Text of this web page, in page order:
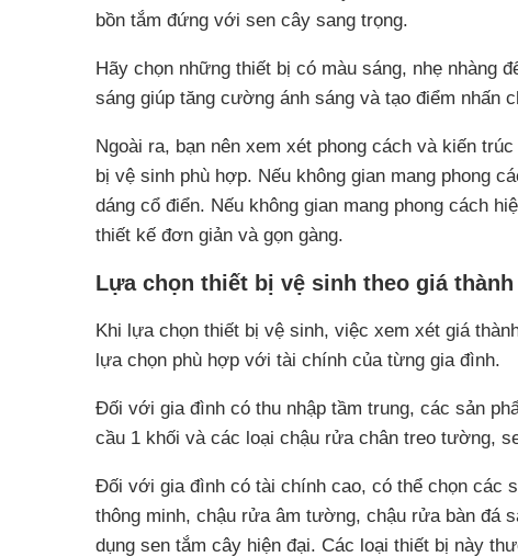
bồn tắm đứng với sen cây sang trọng.
Hãy chọn những thiết bị có màu sáng, nhẹ nhàng
sáng giúp tăng cường ánh sáng và tạo điểm nhấn
Ngoài ra, bạn nên xem xét phong cách và kiến
bị vệ sinh phù hợp. Nếu không gian mang phong
dáng cổ điển. Nếu không gian mang phong cách
thiết kế đơn giản và gọn gàng.
Lựa chọn thiết bị vệ sinh theo giá thành
Khi lựa chọn thiết bị vệ sinh, việc xem xét giá
lựa chọn phù hợp với tài chính của từng gia đình.
Đối với gia đình có thu nhập tầm trung, các sản
cầu 1 khối và các loại chậu rửa chân treo tường,
Đối với gia đình có tài chính cao, có thể chọn các
thông minh, chậu rửa âm tường, chậu rửa bàn đá
dụng sen tắm cây hiện đại. Các loại thiết bị này